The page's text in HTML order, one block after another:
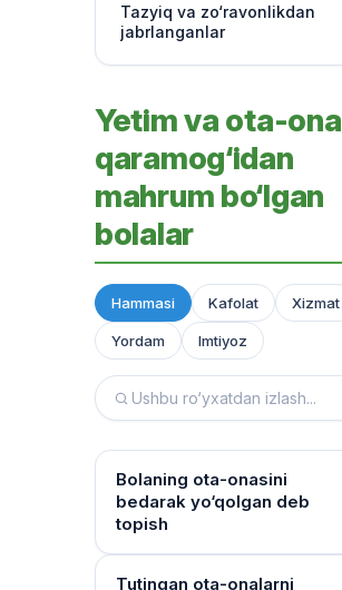
Tazyiq va zo‘ravonlikdan
jabrlanganlar
Yetim va ota-ona
qaramog‘idan
mahrum bo‘lgan
bolalar
Hammasi Kafolat Xizmat
Yordam Imtiyoz
Bolaning ota-onasini
bedarak yo‘qolgan deb
topish
Hujjatlarni tiklash xizmati
Tutingan ota-onalarni